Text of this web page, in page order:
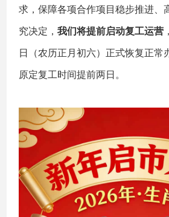
求，保障各项合作项目稳步推进、
究决定， 我们将提前启动复工运营
日（农历正月初六）正式恢复正常
原定复工时间提前两日。